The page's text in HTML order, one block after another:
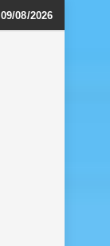
09/08/2026